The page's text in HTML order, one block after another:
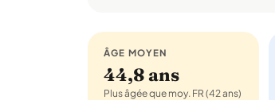
ÂGE MOYEN
44,8 ans
Plus âgée que moy. FR (42 ans)